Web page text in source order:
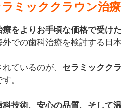
ミッククラウン治療
をよりお手頃な価格で受けた
外での歯科治療を検討する日本
ているのが、 セラミッククラ
す。
科技術、安心の品質、そして温